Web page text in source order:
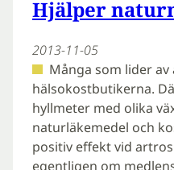
Hjälper
2013-11-05
Många som lider
hälsokostbutikerna.
hyllmeter med olika
naturläkemedel och
positiv effekt vid
egentligen om